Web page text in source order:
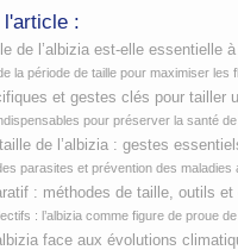
l'article :
de l’albizia est-elle essentielle
la période de taille pour maximiser les
et gestes clés pour tailler
pour préserver la santé de
de l’albizia : gestes
parasites et prévention des maladies
: méthodes de taille, outils
: l’albizia comme figure de proue
face aux évolutions